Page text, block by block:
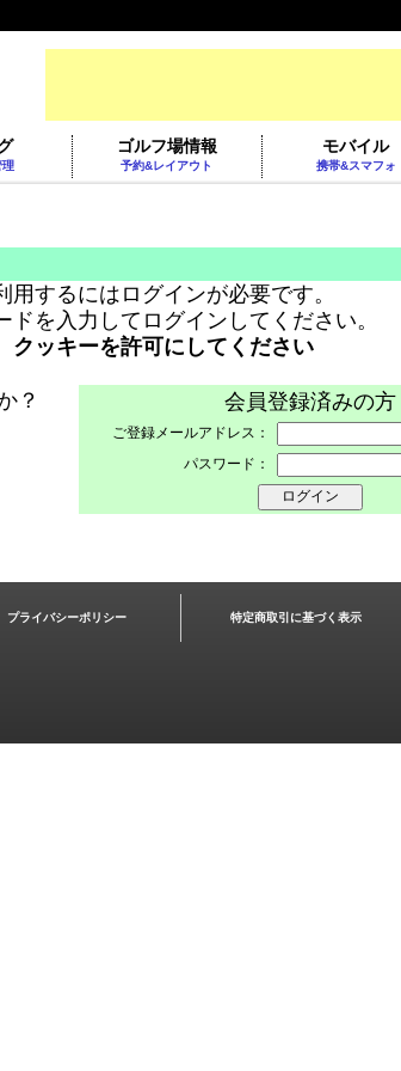
理
ゴルフ場情報
予約&レイアウト
モバイル
携帯&スマフォ
するにはログインが必要です。
を入力してログインしてください。
クッキーを許可にしてください
？
会員登録済みの方
ご登録メールアドレス：
パスワード：
プライバシーポリシー 特定商取引に基づく表示